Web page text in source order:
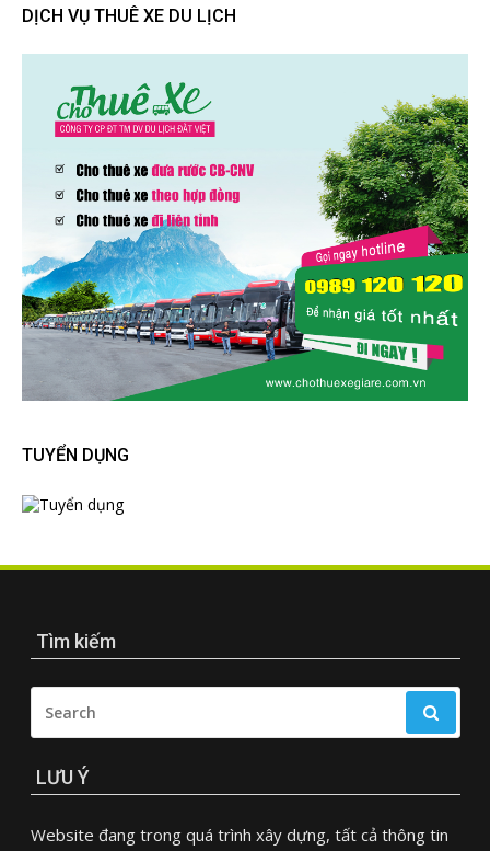
DỊCH VỤ THUÊ XE DU LỊCH
TUYỂN DỤNG
Tìm kiếm
FOR:
LƯU Ý
Website đang trong quá trình xây dựng, tất cả thông tin